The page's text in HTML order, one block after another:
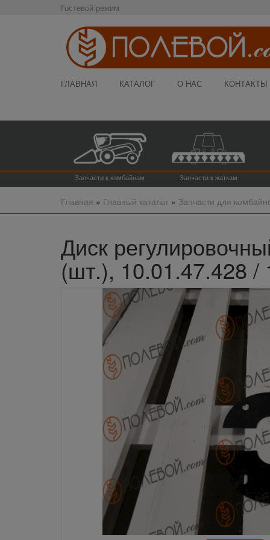
Гостевой режим
ГЛАВНАЯ КАТАЛОГ О НАС КОНТАКТЫ
Запчасти к комбайнам Запчасти к жаткам
Главная » Главный каталог» Запчасти для
Диск
(шт.), 10.01.47.428 /